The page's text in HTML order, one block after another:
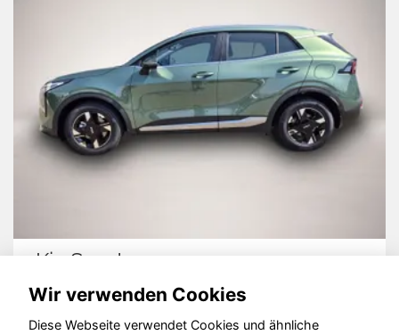
Kia Sportage
Wir verwenden Cookies
Diese Webseite verwendet Cookies und ähnliche